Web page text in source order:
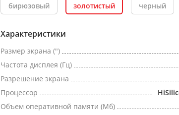
бирюзовый золотистый черный
Характеристики
Размер экрана (")
Частота дисплея (Гц)
Разрешение экрана
Процессор
Объем оперативной памяти (Мб)